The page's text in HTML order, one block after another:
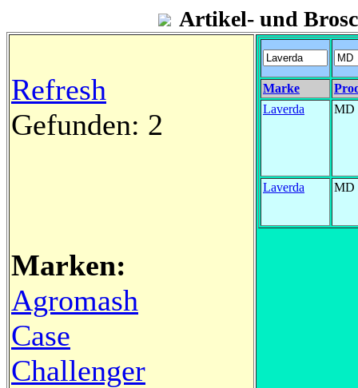
Artikel- und
Refresh
Gefunden: 2
Marken:
Agromash
Case
Challenger
Marke
Laverda
MD
Laverda MD